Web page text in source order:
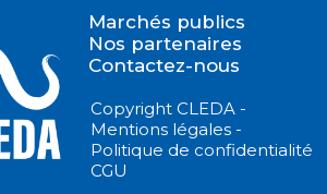
Marchés publics
Nos partenaires
Contactez-nous
Copyright CLEDA -
Mentions légales -
Politique de confidentialité
CGU